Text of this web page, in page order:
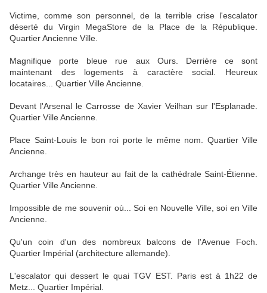
Victime, comme son personnel, de la terrible crise l'escalator
déserté du Virgin MegaStore de la Place de la République.
Quartier Ancienne Ville.
Magnifique porte bleue rue aux Ours. Derrière ce sont
maintenant des logements à caractère social. Heureux
locataires... Quartier Ville Ancienne.
Devant l'Arsenal le Carrosse de Xavier Veilhan sur l'Esplanade.
Quartier Ville Ancienne.
Place Saint-Louis le bon roi porte le même nom. Quartier Ville
Ancienne.
Archange très en hauteur au fait de la cathédrale Saint-Étienne.
Quartier Ville Ancienne.
Impossible de me souvenir où... Soi en Nouvelle Ville, soi en Ville
Ancienne.
Qu'un coin d'un des nombreux balcons de l'Avenue Foch.
Quartier Impérial (architecture allemande).
L'escalator qui dessert le quai TGV EST. Paris est à 1h22 de
Metz... Quartier Impérial.